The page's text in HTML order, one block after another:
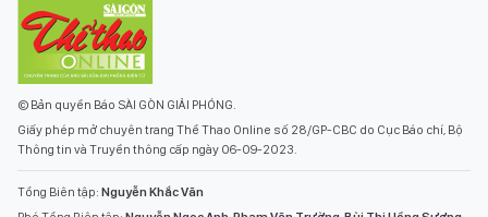
© Bản quyền Báo SÀI GÒN GIẢI PHÓNG.
Giấy phép mở chuyên trang Thể Thao Online số 28/GP-CBC do Cục Báo chí, Bộ
Thông tin và Truyền thông cấp ngày 06-09-2023.
Tổng Biên tập: Nguyễn Khắc Văn